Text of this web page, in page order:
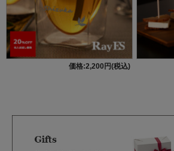
価格:2,200円(税込)